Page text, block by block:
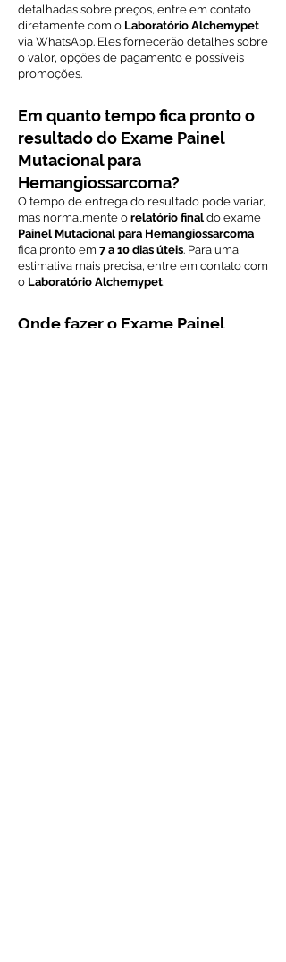
detalhadas sobre preços, entre em contato
diretamente com o Laboratório Alchemypet
via WhatsApp. Eles fornecerão detalhes sobre
o valor, opções de pagamento e possíveis
promoções.
Em quanto tempo fica pronto o
resultado do Exame Painel
Mutacional para
Hemangiossarcoma?
O tempo de entrega do resultado pode variar,
mas normalmente o relatório final do exame
Painel Mutacional para Hemangiossarcoma
fica pronto em 7 a 10 dias úteis. Para uma
estimativa mais precisa, entre em contato com
o Laboratório Alchemypet.
Onde fazer o Exame Painel